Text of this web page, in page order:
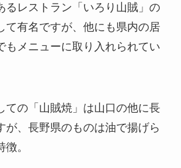
るレストラン「いろり山賊」の
て有名ですが、他にも県内の居
もメニューに取り入れられてい
ての「山賊焼」は山口の他に長
が、長野県のものは油で揚げら
。